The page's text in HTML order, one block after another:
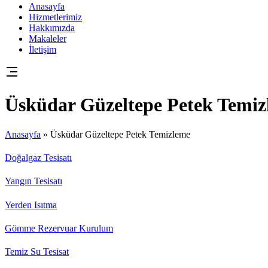
Anasayfa
Hizmetlerimiz
Hakkımızda
Makaleler
İletişim
Üsküdar Güzeltepe Petek
Anasayfa » Üsküdar Güzeltepe Petek Temizleme
Doğalgaz Tesisatı
Yangın Tesisatı
Yerden Isıtma
Gömme Rezervuar Kurulum
Temiz Su Tesisat